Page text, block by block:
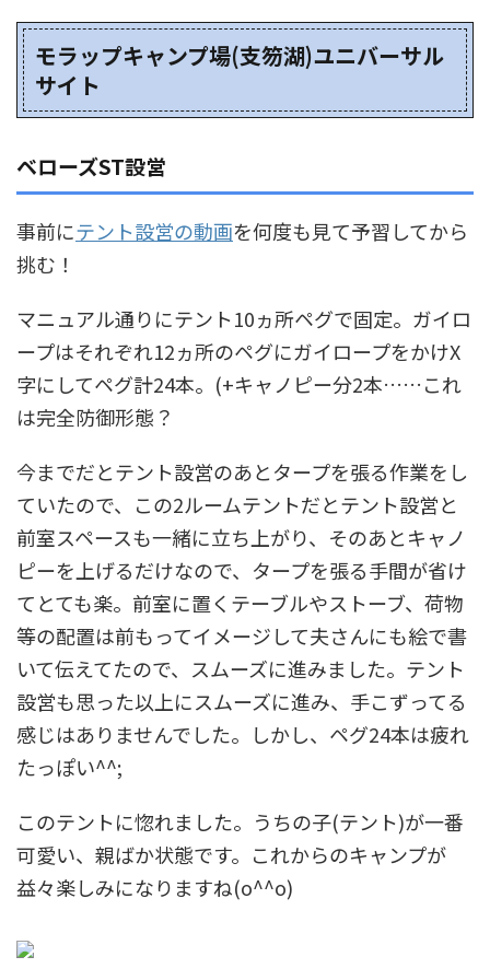
モラップキャンプ場(支笏湖)ユニバーサル
サイト
ベローズST設営
事前にテント設営の動画を何度も見て予習してから
挑む！
マニュアル通りにテント10ヵ所ペグで固定。ガイロ
ープはそれぞれ12ヵ所のペグにガイロープをかけX
字にしてペグ計24本。(+キャノピー分2本……これ
は完全防御形態？
今までだとテント設営のあとタープを張る作業をし
ていたので、この2ルームテントだとテント設営と
前室スペースも一緒に立ち上がり、そのあとキャノ
ピーを上げるだけなので、タープを張る手間が省け
てとても楽。前室に置くテーブルやストーブ、荷物
等の配置は前もってイメージして夫さんにも絵で書
いて伝えてたので、スムーズに進みました。テント
設営も思った以上にスムーズに進み、手こずってる
感じはありませんでした。しかし、ペグ24本は疲れ
たっぽい^^;
このテントに惚れました。うちの子(テント)が一番
可愛い、親ばか状態です。これからのキャンプが
益々楽しみになりますね(o^^o)